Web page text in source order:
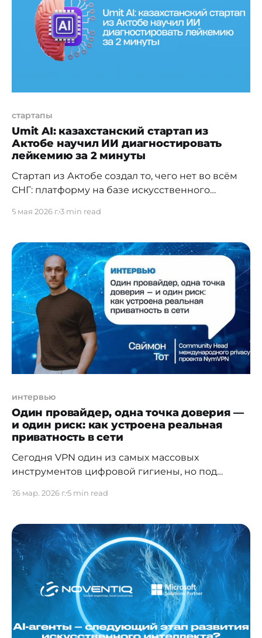
закрыть этот пробел в
стартапы
Umit AI: казахстанский стартап из
Актобе научил ИИ диагностировать
лейкемию за 2 минуты
Стартап из Актобе создал то, чего нет во всём
СНГ: платформу на базе искусственного
выявляет лейкемию менее чем за 2 минуты.
дня. Umit AI уже развёрнут в нескольких
казахстанских поликлиниках, в команде три PhD
и практикующий
5 мая 2026 г.3 min read
интервью
Один провайдер, одна точка доверия —
и один риск: как устроена реальная
приватность в сети
Сегодня VPN один из самых массовых
инструментов цифровой гигиены, но под
классические сервисы с централизованной
где доверие и маршрутизация устроены иначе.
В чём между ними реальная разница, какие
метаданные VPN действительно помогает
скрыть и какие нет, почему в теме приватности
всегда
26 мар. 2026 г.5 min read